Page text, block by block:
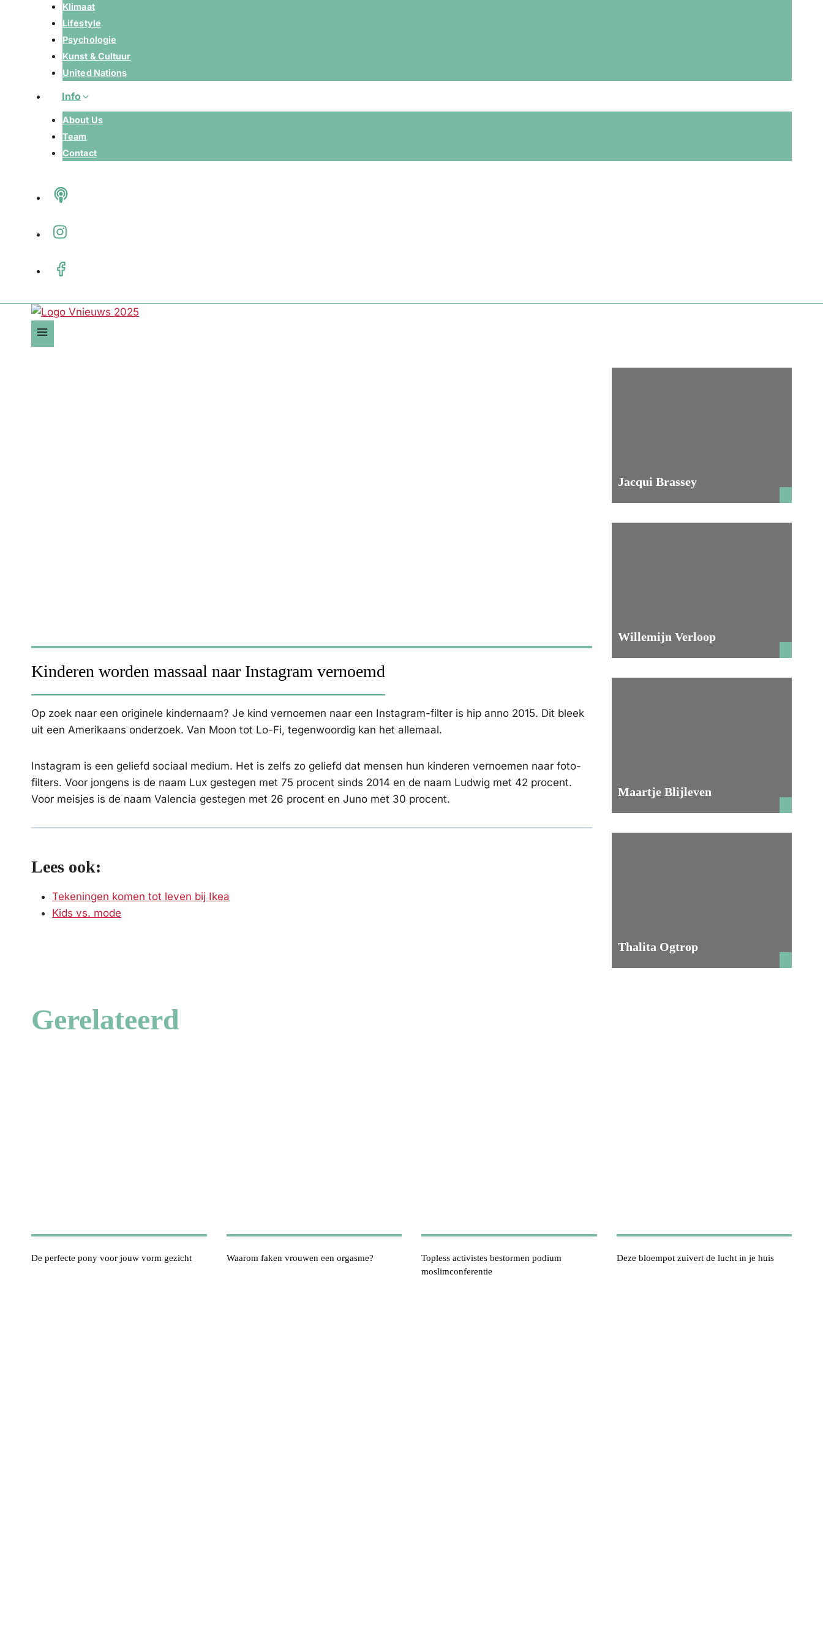
Klimaat
Lifestyle
Psychologie
Kunst & Cultuur
United Nations
Info
About Us
Team
Contact
Kinderen worden massaal naar Instagram vernoemd
Op zoek naar een originele kindernaam? Je kind vernoemen naar een Instagram-filter is hip anno 2015. Dit bleek
uit een Amerikaans onderzoek. Van Moon tot Lo-Fi, tegenwoordig kan het allemaal.
Instagram is een geliefd sociaal medium. Het is zelfs zo geliefd dat mensen hun kinderen vernoemen naar foto-
filters. Voor jongens is de naam Lux gestegen met 75 procent sinds 2014 en de naam Ludwig met 42 procent.
Voor meisjes is de naam Valencia gestegen met 26 procent en Juno met 30 procent.
Lees ook:
Tekeningen komen tot leven bij Ikea
Kids vs. mode
Jacqui Brassey
Willemijn Verloop
Maartje Blijleven
Thalita Ogtrop
Gerelateerd
De perfecte pony voor jouw vorm gezicht Waarom faken vrouwen een orgasme?
Topless activistes bestormen podium
moslimconferentie
Deze bloempot zuivert de lucht in je huis